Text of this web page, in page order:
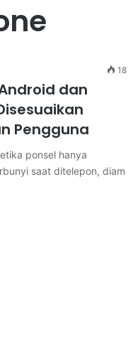
18
dan
Pengguna
ponsel hanya
saat ditelepon, diam